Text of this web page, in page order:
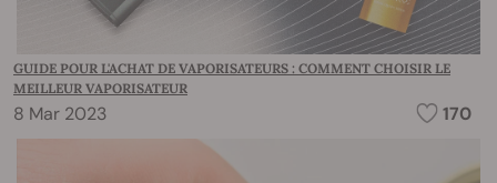
GUIDE POUR L'ACHAT DE VAPORISATEURS : COMMENT CHOISIR LE
MEILLEUR VAPORISATEUR
8 Mar 2023 170